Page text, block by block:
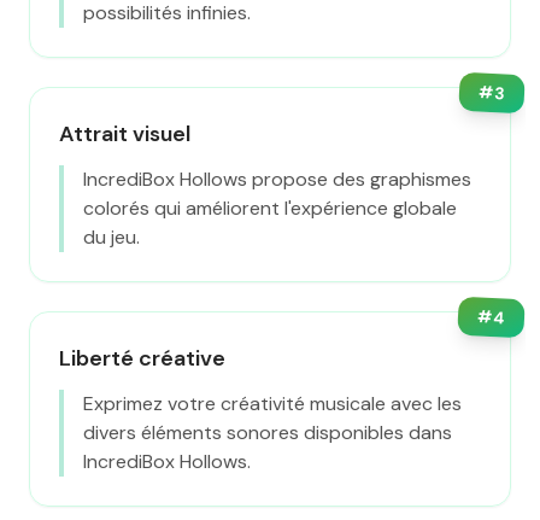
possibilités infinies.
#3
Attrait visuel
IncrediBox Hollows propose des graphismes
colorés qui améliorent l'expérience globale
du jeu.
#4
Liberté créative
Exprimez votre créativité musicale avec les
divers éléments sonores disponibles dans
IncrediBox Hollows.